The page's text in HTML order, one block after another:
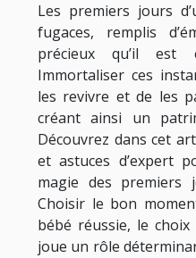
Les premiers jours
fugaces, remplis
précieux qu’il est
Immortaliser ces
les revivre et de les
créant ainsi un
Découvrez dans cet
et astuces d’expert
magie des premiers
Choisir le bon
bébé réussie, le
joue un rôle